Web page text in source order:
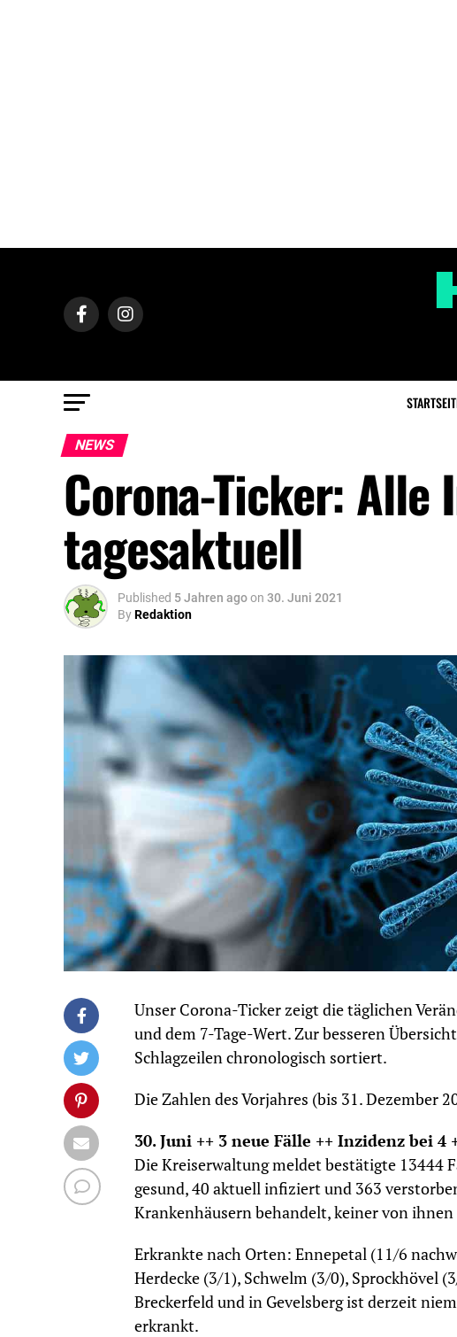
NEWS
Corona-Ticker: Alle
tagesaktuell
Published 5 Jahren agoon 30. Juni 2021
ByRedaktion
Unser Corona-Ticker zeigt die täglichen
und dem 7-Tage-Wert. Zur besseren
Schlagzeilen chronologisch sortiert.
Die Zahlen des Vorjahres (bis 31. Dezember
30. Juni ++ 3 neue Fälle ++ Inzidenz bei 4
Die Kreiserwaltung meldet bestätigte 13444
gesund, 40 aktuell infiziert und 363
Krankenhäusern behandelt, keiner von
Erkrankte nach Orten: Ennepetal (11/6
Herdecke (3/1), Schwelm (3/0), Sprockhövel
Breckerfeld und in Gevelsberg ist derzeit
erkrankt.